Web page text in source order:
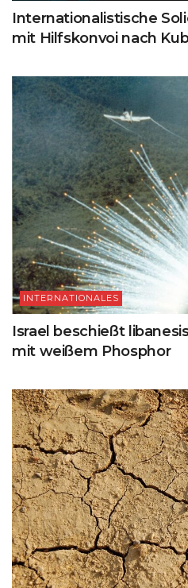
Internationalistische
mit Hilfskonvoi nach
INTERNATIONALES
Israel beschießt
mit weißem Phosphor